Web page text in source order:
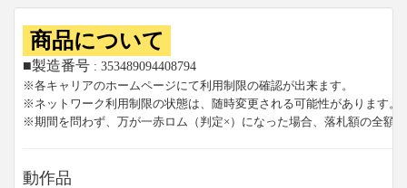
商品について
■製造番号 : 353489094408794
※各キャリアのホームページにて利用制限の確認が出来ます。
※ネットワーク利用制限の状態は、随時変更される可能性があります。
※期間を問わず、万が一赤ロム（判定×）になった場合、落札額の全額
動作品